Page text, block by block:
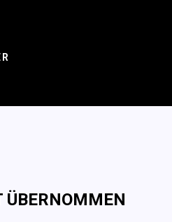
ÜBERNOMMEN